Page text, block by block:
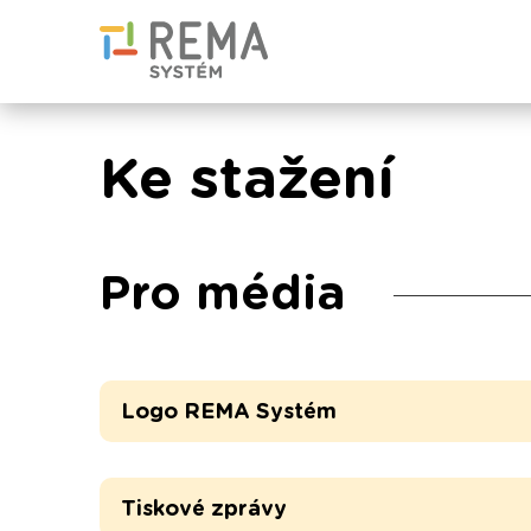
Ke stažení
Pro média
Logo REMA Systém
Tiskové zprávy